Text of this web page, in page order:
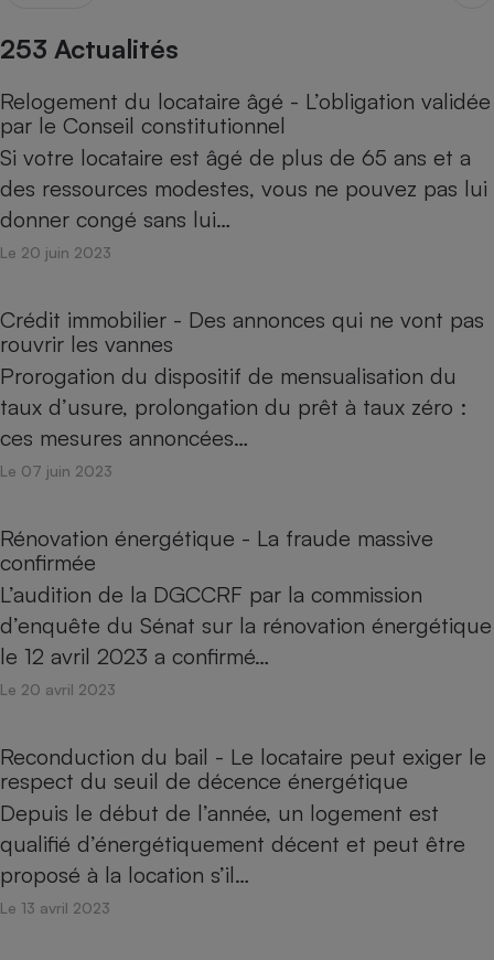
253 Actualités
Relogement du locataire âgé - L’obligation validée
par le Conseil constitutionnel
Si votre locataire est âgé de plus de 65 ans et a
des ressources modestes, vous ne pouvez pas lui
donner congé sans lui…
Le 20 juin 2023
Crédit immobilier - Des annonces qui ne vont pas
rouvrir les vannes
Prorogation du dispositif de mensualisation du
taux d’usure, prolongation du prêt à taux zéro :
ces mesures annoncées…
Le 07 juin 2023
Rénovation énergétique - La fraude massive
confirmée
L’audition de la DGCCRF par la commission
d’enquête du Sénat sur la rénovation énergétique
le 12 avril 2023 a confirmé…
Le 20 avril 2023
Reconduction du bail - Le locataire peut exiger le
respect du seuil de décence énergétique
Depuis le début de l’année, un logement est
qualifié d’énergétiquement décent et peut être
proposé à la location s’il…
Le 13 avril 2023
Complément
Epargne - Fiscalité
Mutuelle
Assurance emprunteur
Banque
Pièce détachée
Moto
Comparateur auto
Supermarché - Drive
Comparatif
Comparatif plaque à
Comparatif hotte
Comparatif cafetière
Comparatif robot cuiseur
Comparatif centrale
Petit électroménager -
Lave-linge
Comparatif casque audio
Comparatif barre de son
Comparatif imprimante
Image et son
Informatique
Téléviseur
Comparatif tondeuse
Comparatif poêle à
Comparatif radiateur
Bricolage - Jardinage
Produit d'entretien
Sécurité domestique
Mutuelle
Antimoustique
Retraite
Choisir son pellet
Energie Moins Chère Ensemble
Tous les comparateurs
Speedtest - Testez le débit de votre
connexion Internet